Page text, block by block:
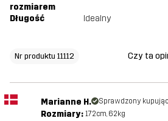
rozmiarem
Długość Idealny
Nr produktu 11112 Czy ta
Marianne H. Sprawdzony
Rozmiary: 172cm, 62kg